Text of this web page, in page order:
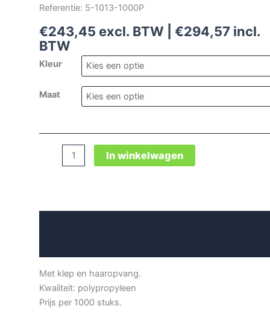
Referentie: 5-1013-1000P
€243,45 excl. BTW | €294,57 incl.
BTW
Kleur
Maat
Damespet
(1000)
In winkelwagen
Met klep en haaropvang.
Kwaliteit: polypropyleen
Prijs per 1000 stuks.